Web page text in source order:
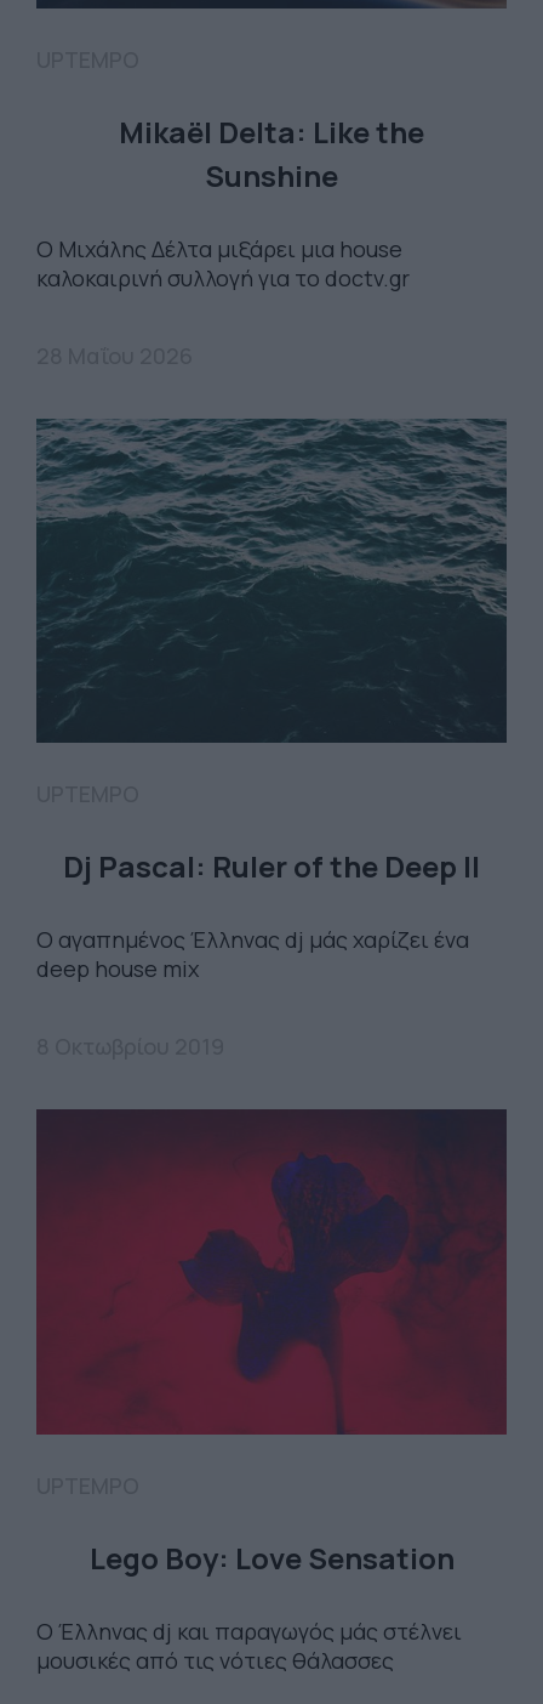
Mikaël Delta: Like the
Sunshine
Ο Μιχάλης Δέλτα μιξάρει μια house
καλοκαιρινή συλλογή για το doctv.gr
Dj Pascal: Ruler of the Deep II
Ο αγαπημένος Έλληνας dj μάς χαρίζει ένα
deep house mix
Lego Boy: Love Sensation
O Έλληνας dj και παραγωγός μάς στέλνει
μουσικές από τις νότιες θάλασσες